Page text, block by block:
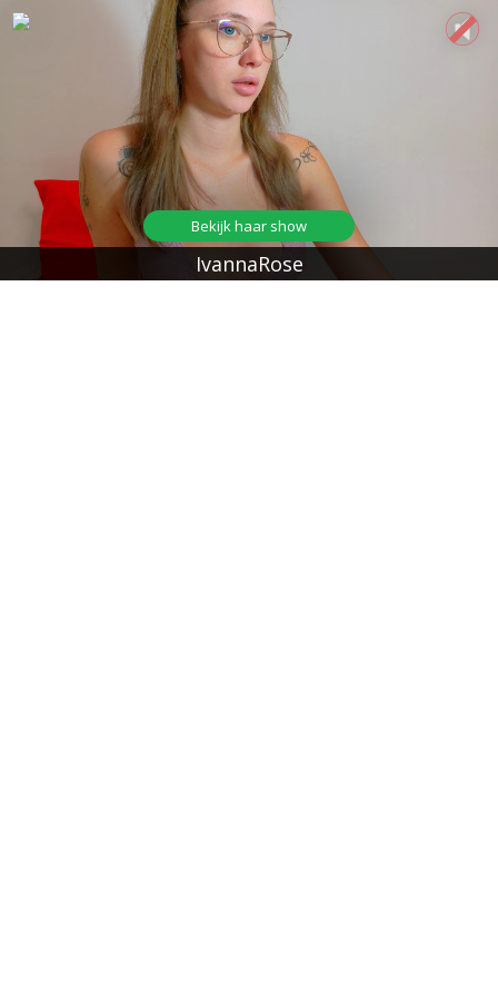
IvannaRose
Bekijk haar show